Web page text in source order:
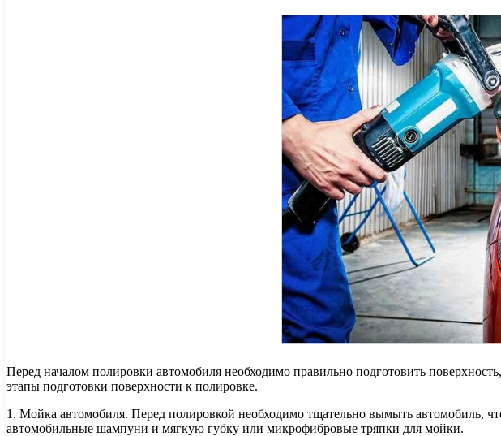
Перед началом полировки автомобиля необходимо правильно подготовить
этапы подготовки поверхности к полировке.
1. Мойка автомобиля. Перед полировкой необходимо тщательно вымыть автомобиль,
автомобильные шампуни и мягкую губку или микрофибровые тряпки для мойки.